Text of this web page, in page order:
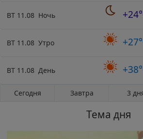
ВТ 11.08 Ночь
ВТ 11.08 Утро
ВТ 11.08 День
Сегодня Завтра 3
Тема дня